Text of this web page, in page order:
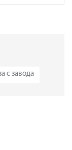
с завода